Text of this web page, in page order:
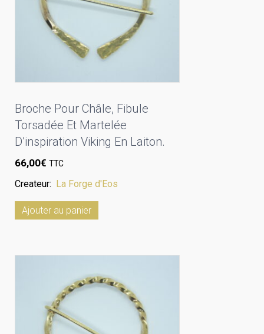
Broche Pour Châle, Fibule
Torsadée Et Martelée
D’inspiration Viking En Laiton.
66,00€ TTC
Createur: La Forge d'Eos
Ajouter au panier